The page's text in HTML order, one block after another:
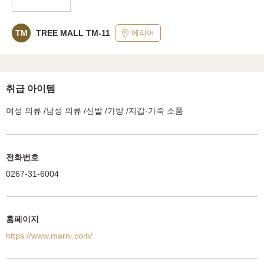
TM TREE MALL TM-11 에리어
취급 아이템
여성 의류 /남성 의류 /신발 /가방 /지갑·가죽 소품
전화번호
0267-31-6004
홈페이지
https://www.marni.com/